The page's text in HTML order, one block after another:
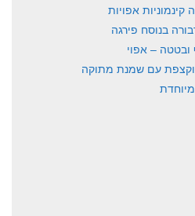
קינמוניות אפויות
בנוסח פירגה
ובטטה – אפוי
עם שמנת מתוקה